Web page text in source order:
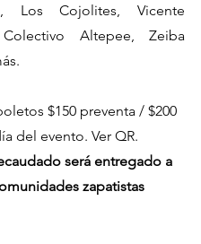
Los Cojolites, Vicente
Altepee, Zeiba
$150 preventa / $200
del evento. Ver QR.
será entregado a
zapatistas